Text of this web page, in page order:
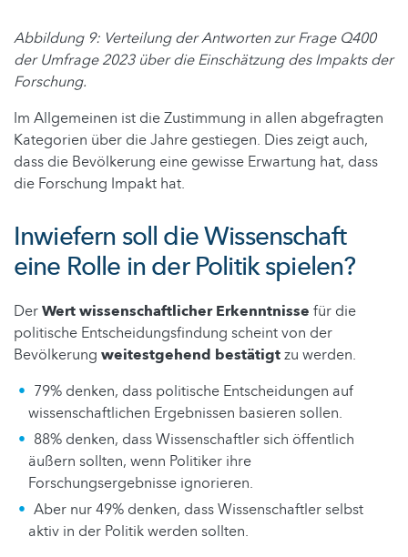
Abbildung 9: Verteilung der Antworten zur Frage Q400
der Umfrage 2023 über die Einschätzung des Impakts der
Forschung.
Im Allgemeinen ist die Zustimmung in allen abgefragten
Kategorien über die Jahre gestiegen. Dies zeigt auch,
dass die Bevölkerung eine gewisse Erwartung hat, dass
die Forschung Impakt hat.
Inwiefern soll die Wissenschaft
eine Rolle in der Politik spielen?
DerWert wissenschaftlicher Erkenntnisse für die
politische Entscheidungsfindung scheint von der
Bevölkerung weitestgehend bestätigtzu werden.
79% denken, dass politische Entscheidungen auf
wissenschaftlichen Ergebnissen basieren sollen.
88% denken, dass Wissenschaftler sich öffentlich
äußern sollten, wenn Politiker ihre
Forschungsergebnisse ignorieren.
Aber nur 49% denken, dass Wissenschaftler selbst
aktiv in der Politik werden sollten.